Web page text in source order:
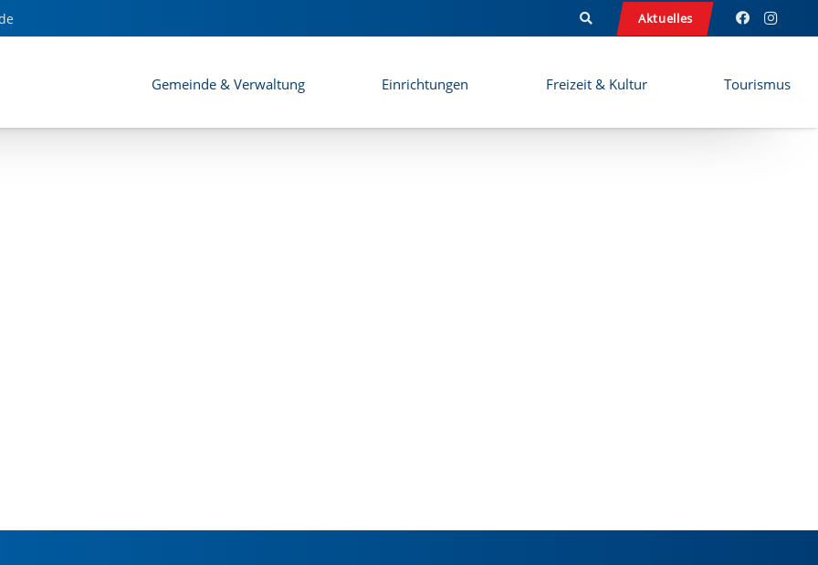
Aktuelles
Gemeinde & Verwaltung Einrichtungen Freizeit & Kultur Tourismus
- Satzung